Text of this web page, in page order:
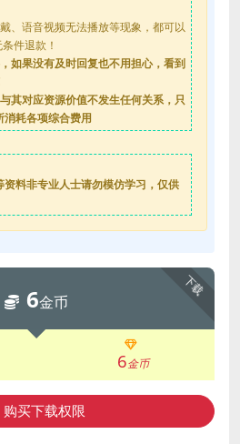
、语音视频无法播放等现象，都可以
件退款！
如果没有及时回复也不用担心，看到
其对应资源价值不发生任何关系，只
消耗各项综合费用
料非专业人士请勿模仿学习，仅供
下载
6金币
6金币
购买下载权限